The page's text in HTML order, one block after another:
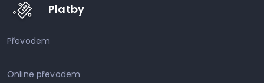
Platby
Převodem
Online převodem